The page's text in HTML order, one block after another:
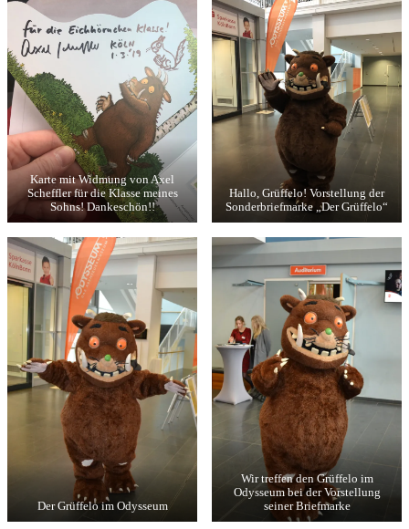
Karte mit Widmung von Axel
Scheffler für die Klasse meines
Sohns! Dankeschön!!
Hallo, Grüffelo! Vorstellung der
Sonderbriefmarke „Der Grüffelo“
Der Grüffelo im Odysseum
Wir treffen den Grüffelo im
Odysseum bei der Vorstellung
seiner Briefmarke